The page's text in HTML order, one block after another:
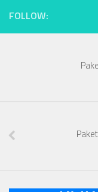
FOLLOW: